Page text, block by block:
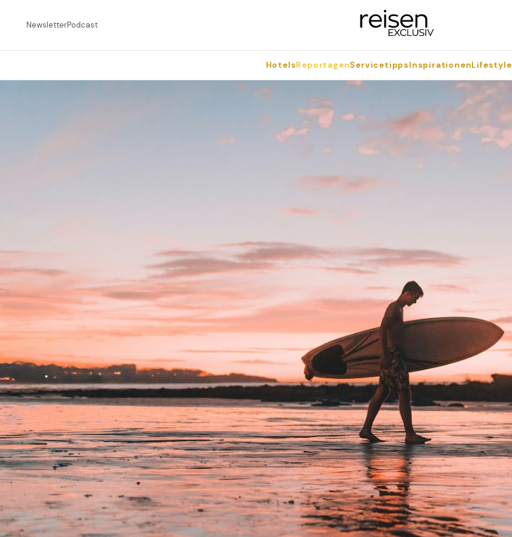
NewsletterPodcast
HotelsReportagenServicetippsInspirationenLifestyle